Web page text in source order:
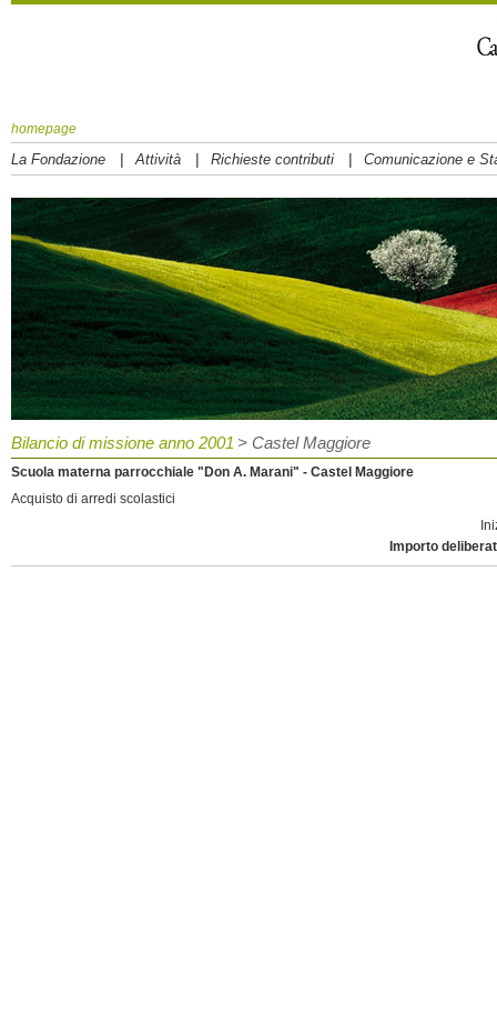
homepage
La Fondazione | Attività | Richieste contributi | Comunicazione e
Bilancio di missione anno 2001 > Castel Maggiore
Scuola materna parrocchiale "Don A. Marani" - Castel Maggiore
Acquisto di arredi scolastici
Importo